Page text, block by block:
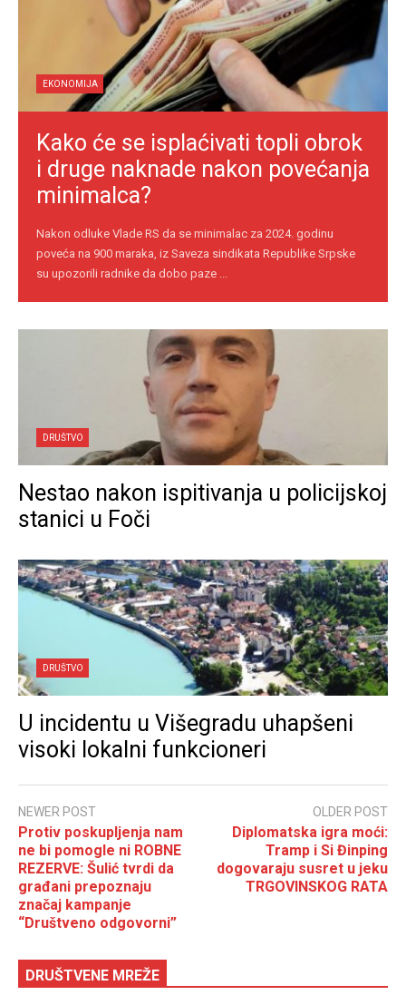
EKONOMIJA
Kako će se isplaćivati topli obrok
i druge naknade nakon povećanja
minimalca?
Nakon odluke Vlade RS da se minimalac za 2024. godinu
poveća na 900 maraka, iz Saveza sindikata Republike Srpske
su upozorili radnike da dobo paze ...
DRUŠTVO
Nestao nakon ispitivanja u policijskoj
stanici u Foči
DRUŠTVO
U incidentu u Višegradu uhapšeni
visoki lokalni funkcioneri
NEWER POST
Protiv poskupljenja nam
ne bi pomogle ni ROBNE
REZERVE: Šulić tvrdi da
građani prepoznaju
značaj kampanje
“Društveno odgovorni”
OLDER POST
Diplomatska igra moći:
Tramp i Si Đinping
dogovaraju susret u jeku
TRGOVINSKOG RATA
DRUŠTVENE MREŽE